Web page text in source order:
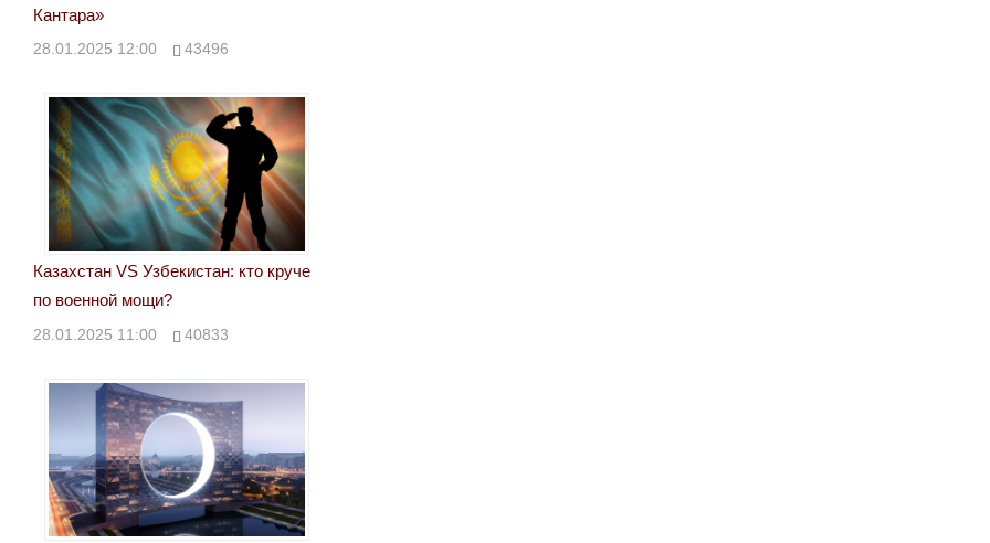
Кантара»
28.01.2025 12:00 43496
Казахстан VS Узбекистан: кто круче
по военной мощи?
28.01.2025 11:00 40833